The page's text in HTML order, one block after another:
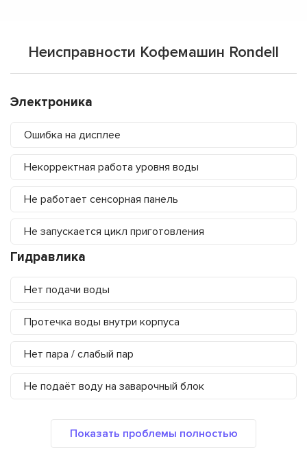
Неисправности Кофемашин Rondell
Электроника
Ошибка на дисплее
Некорректная работа уровня воды
Не работает сенсорная панель
Не запускается цикл приготовления
Гидравлика
Нет подачи воды
Протечка воды внутри корпуса
Нет пара / слабый пар
Не подаёт воду на заварочный блок